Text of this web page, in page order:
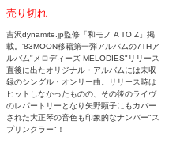
売り切れ
吉沢dynamite.jp監修「和モノ A TO Z」掲
載。'83MOON移籍第一弾アルバムの7THア
ルバム"メロディーズ MELODIES"リリース
直後に出たオリジナル・アルバムには未収
録のシングル・オンリー曲。リリース時は
ヒットしなかったものの、その後のライヴ
のレパートリーとなり矢野顕子にもカバー
された大正琴の音色も印象的なナンバー"ス
プリンクラー"！